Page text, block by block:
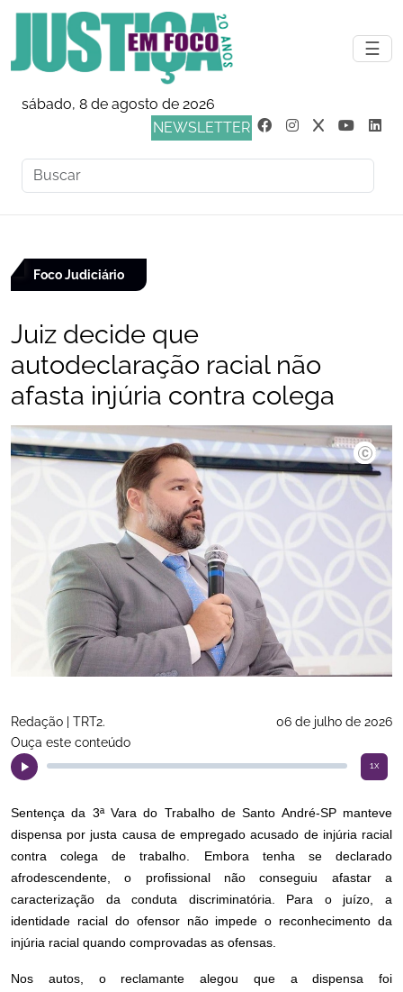
☰
sábado, 8 de agosto de 2026
NEWSLETTER
Foco Judiciário
Juiz decide que
autodeclaração racial não
afasta injúria contra colega
Redação | TRT2.
06 de julho de 2026
Ouça este conteúdo
1x
Sentença da 3ª Vara do Trabalho de Santo André-SP manteve
dispensa por justa causa de empregado acusado de injúria racial
contra colega de trabalho. Embora tenha se declarado
afrodescendente, o profissional não conseguiu afastar a
caracterização da conduta discriminatória. Para o juízo, a
identidade racial do ofensor não impede o reconhecimento da
injúria racial quando comprovadas as ofensas.
Nos autos, o reclamante alegou que a dispensa foi